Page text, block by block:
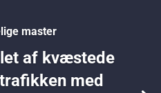
master
af kvæstede
med